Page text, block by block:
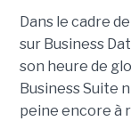
Dans le cadre
sur Business
son heure de
Business Suite
peine encore à